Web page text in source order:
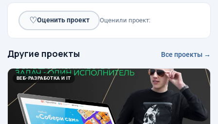
♡Оценить проект Оценили проект:
Другие проекты Все проекты →
ВЕБ-РАЗРАБОТКА И IT